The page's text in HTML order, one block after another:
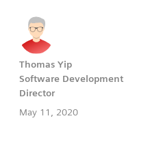
Thomas Yip
Software Development
Director
May 11, 2020